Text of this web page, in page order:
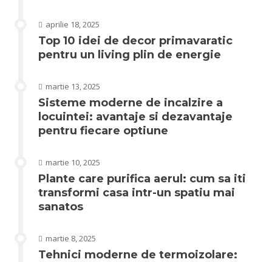
aprilie 18, 2025
Top 10 idei de decor primavaratic
pentru un living plin de energie
martie 13, 2025
Sisteme moderne de incalzire a
locuintei: avantaje si dezavantaje
pentru fiecare optiune
martie 10, 2025
Plante care purifica aerul: cum sa iti
transformi casa intr-un spatiu mai
sanatos
martie 8, 2025
Tehnici moderne de termoizolare: